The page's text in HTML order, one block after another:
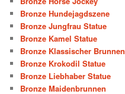
Bronze Hundejagdszene
Bronze Jungfrau Statue
Bronze Kamel Statue
Bronze Klassischer Brunnen
Bronze Krokodil Statue
Bronze Liebhaber Statue
Bronze Maidenbrunnen